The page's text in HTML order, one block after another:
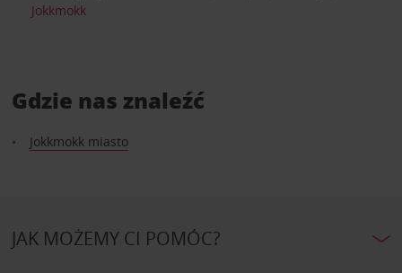
Jokkmokk
Gdzie nas znaleźć
Jokkmokk miasto
JAK MOŻEMY CI POMÓC?